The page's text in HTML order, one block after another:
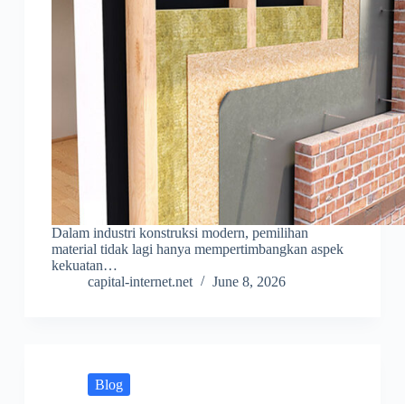
Dalam industri konstruksi modern, pemilihan
material tidak lagi hanya mempertimbangkan aspek
kekuatan…
capital-internet.net
June 8, 2026
Blog